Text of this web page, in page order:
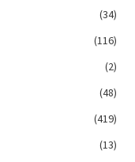
(34)
(116)
(2)
(48)
(419)
(13)